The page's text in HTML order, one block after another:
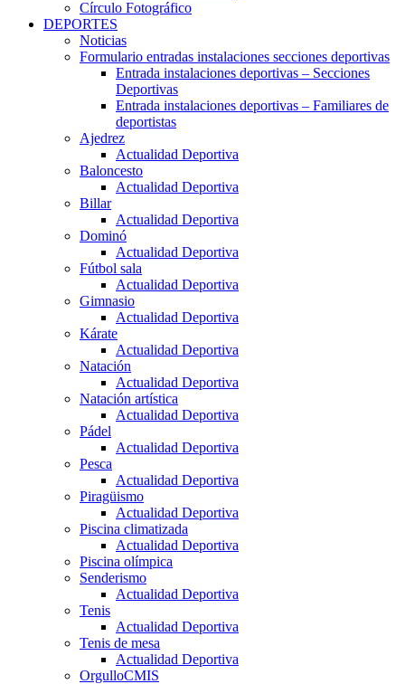
Círculo Fotográfico
DEPORTES
Noticias
Formulario entradas instalaciones secciones deportivas
Entrada instalaciones deportivas – Secciones
Deportivas
Entrada instalaciones deportivas – Familiares de
deportistas
Ajedrez
Actualidad Deportiva
Baloncesto
Actualidad Deportiva
Billar
Actualidad Deportiva
Dominó
Actualidad Deportiva
Fútbol sala
Actualidad Deportiva
Gimnasio
Actualidad Deportiva
Kárate
Actualidad Deportiva
Natación
Actualidad Deportiva
Natación artística
Actualidad Deportiva
Pádel
Actualidad Deportiva
Pesca
Actualidad Deportiva
Piragüismo
Actualidad Deportiva
Piscina climatizada
Actualidad Deportiva
Piscina olímpica
Senderismo
Actualidad Deportiva
Tenis
Actualidad Deportiva
Tenis de mesa
Actualidad Deportiva
OrgulloCMIS